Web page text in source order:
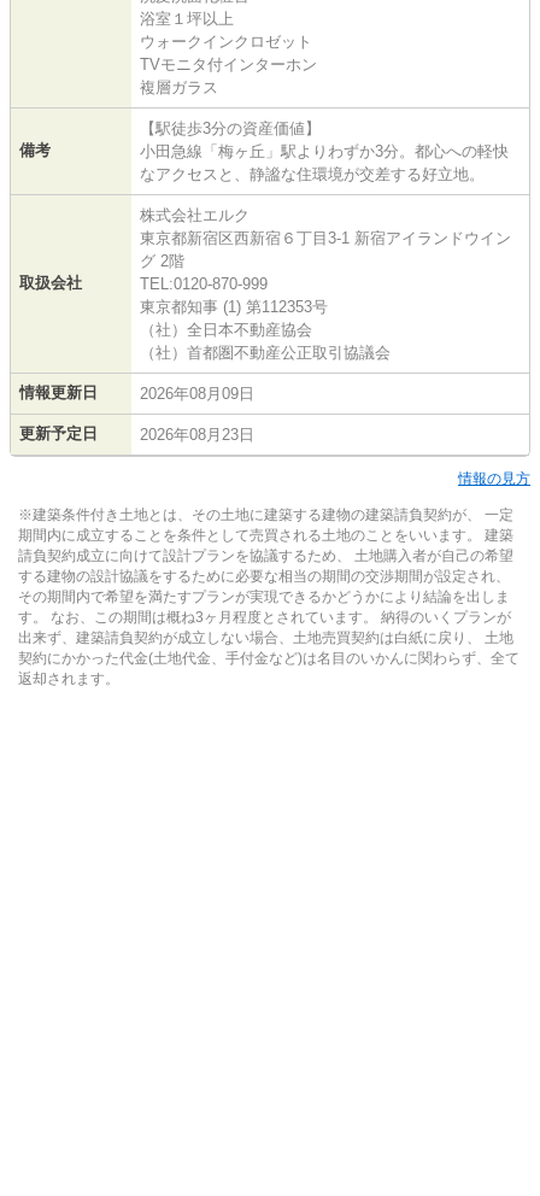
浴室１坪以上
ウォークインクロゼット
TVモニタ付インターホン
複層ガラス
備考
【駅徒歩3分の資産価値】
小田急線「梅ヶ丘」駅よりわずか3分。都心への軽快
なアクセスと、静謐な住環境が交差する好立地。
取扱会社
株式会社エルク
東京都新宿区西新宿６丁目3-1 新宿アイランドウイン
グ 2階
TEL:0120-870-999
東京都知事 (1) 第112353号
（社）全日本不動産協会
（社）首都圏不動産公正取引協議会
情報更新日 2026年08月09日
更新予定日 2026年08月23日
情報の見方
※建築条件付き土地とは、その土地に建築する建物の建築請負契約が、 一定
期間内に成立することを条件として売買される土地のことをいいます。 建築
請負契約成立に向けて設計プランを協議するため、 土地購入者が自己の希望
する建物の設計協議をするために必要な相当の期間の交渉期間が設定され、
その期間内で希望を満たすプランが実現できるかどうかにより結論を出しま
す。 なお、この期間は概ね3ヶ月程度とされています。 納得のいくプランが
出来ず、建築請負契約が成立しない場合、土地売買契約は白紙に戻り、 土地
契約にかかった代金(土地代金、手付金など)は名目のいかんに関わらず、全て
返却されます。